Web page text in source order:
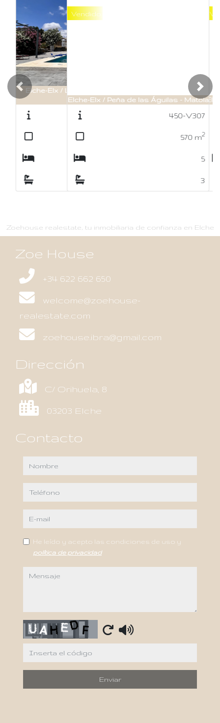
Elche-Elx / Peña de las Águilas - Matola
Vendido
450-V307
Previous
Zoehouse realestate, tu inmobiliaria de confianza en Elche
Zoe House
+34 622 662 650
welcome@zoehouse-
realestate.com
zoehouse.ibra@gmail.com
Dirección
C/ Orihuela, 8
03203 Elche
Contacto
nombre
teléfono
e-mail
He leído y acepto las condiciones de uso y
política de privacidad
mensaje
Captcha
Enviar